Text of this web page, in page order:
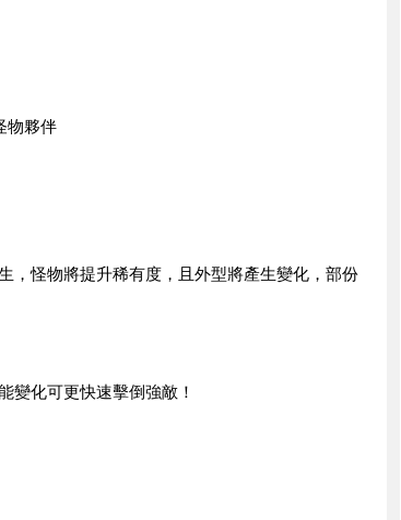
物夥伴
，怪物將提升稀有度，且外型將產生變化，部份
變化可更快速擊倒強敵！